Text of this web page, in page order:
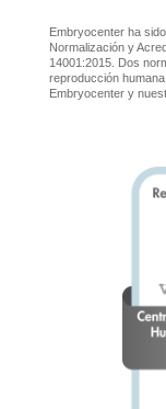
Embryocenter ha
Normalización y
14001:2015. Dos
reproducción
Embryocenter y